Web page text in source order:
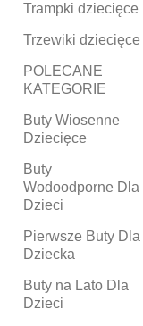
Trampki dziecięce
Trzewiki dziecięce
POLECANE
KATEGORIE
Buty Wiosenne
Dziecięce
Buty
Wodoodporne Dla
Dzieci
Pierwsze Buty Dla
Dziecka
Buty na Lato Dla
Dzieci